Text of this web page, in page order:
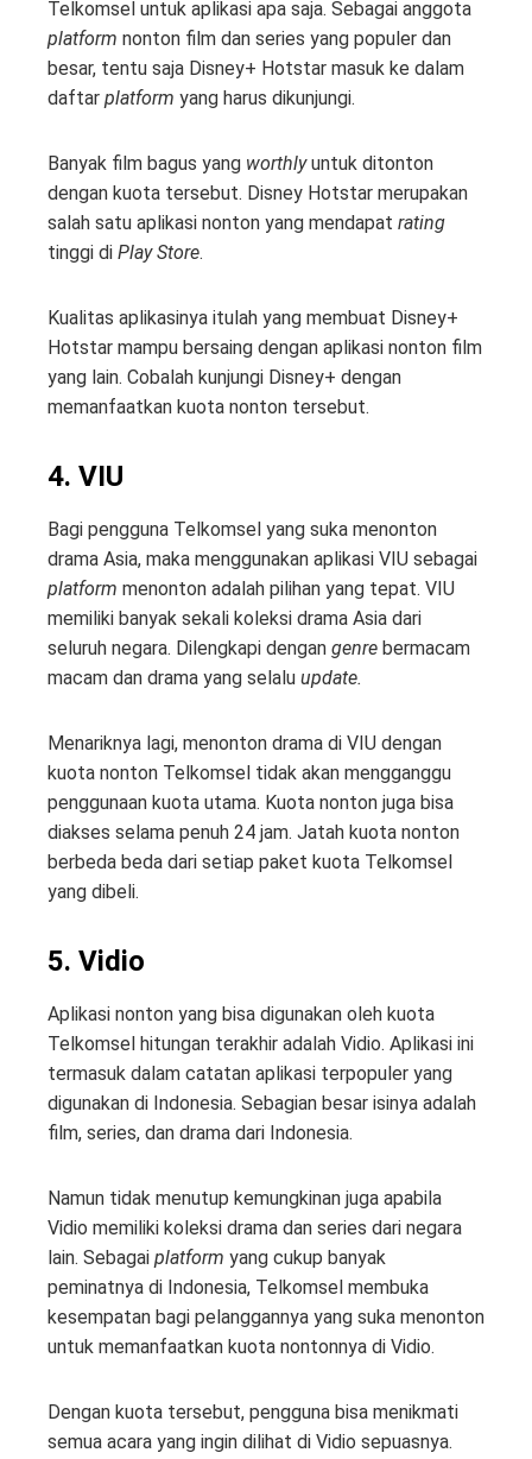
Telkomsel untuk aplikasi apa saja. Sebagai anggota
platform nonton film dan series yang populer dan
besar, tentu saja Disney+ Hotstar masuk ke dalam
daftar platform yang harus dikunjungi.
Banyak film bagus yang worthlyuntuk ditonton
dengan kuota tersebut. Disney Hotstar merupakan
salah satu aplikasi nonton yang mendapat rating
tinggi di Play Store.
Kualitas aplikasinya itulah yang membuat Disney+
Hotstar mampu bersaing dengan aplikasi nonton film
yang lain. Cobalah kunjungi Disney+ dengan
memanfaatkan kuota nonton tersebut.
4. VIU
Bagi pengguna Telkomsel yang suka menonton
drama Asia, maka menggunakan aplikasi VIU sebagai
platform menonton adalah pilihan yang tepat. VIU
memiliki banyak sekali koleksi drama Asia dari
seluruh negara. Dilengkapi dengan genre bermacam
macam dan drama yang selalu update.
Menariknya lagi, menonton drama di VIU dengan
kuota nonton Telkomsel tidak akan mengganggu
penggunaan kuota utama. Kuota nonton juga bisa
diakses selama penuh 24 jam. Jatah kuota nonton
berbeda beda dari setiap paket kuota Telkomsel
yang dibeli.
5. Vidio
Aplikasi nonton yang bisa digunakan oleh kuota
Telkomsel hitungan terakhir adalah Vidio. Aplikasi ini
termasuk dalam catatan aplikasi terpopuler yang
digunakan di Indonesia. Sebagian besar isinya adalah
film, series, dan drama dari Indonesia.
Namun tidak menutup kemungkinan juga apabila
Vidio memiliki koleksi drama dan series dari negara
lain. Sebagai platform yang cukup banyak
peminatnya di Indonesia, Telkomsel membuka
kesempatan bagi pelanggannya yang suka menonton
untuk memanfaatkan kuota nontonnya di Vidio.
Dengan kuota tersebut, pengguna bisa menikmati
semua acara yang ingin dilihat di Vidio sepuasnya.